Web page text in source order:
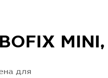
для